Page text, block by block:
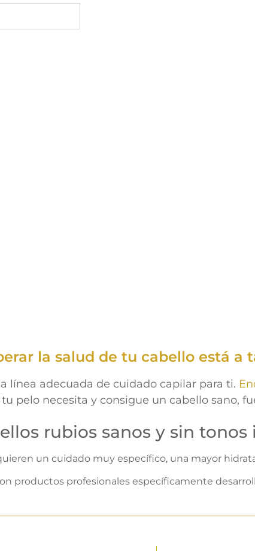
la salud de tu cabello está a
línea adecuada de cuidado capilar para ti.
pelo necesita y consigue un cabello sano,
rubios sanos y sin tonos
un cuidado muy específico, una mayor
productos profesionales específicamente